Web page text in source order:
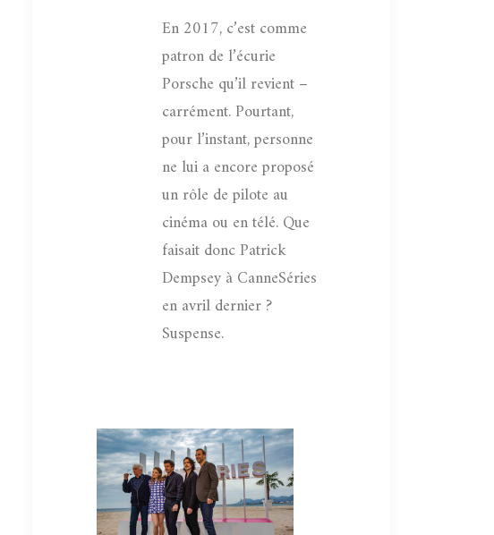
En 2017, c’est comme
patron de l’écurie
Porsche qu’il revient –
carrément. Pourtant,
pour l’instant, personne
ne lui a encore proposé
un rôle de pilote au
cinéma ou en télé. Que
faisait donc Patrick
Dempsey à CanneSéries
en avril dernier ?
Suspense.